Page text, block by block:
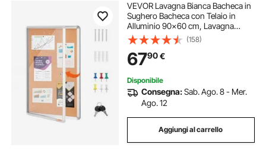
VEVOR Lavagna Bianca Bacheca in
Sughero Bacheca con Telaio in
Alluminio 90x60 cm, Lavagna
Magnetica Cancellabile a Secco
Verticale da Muro per Scuola, Casa,
Ufficio, Lavagna Bacheca
Magnetica
(158)
6790€
Disponibile
Consegna:Sab. Ago. 8 - Mer.
Ago. 12
Aggiungi al carrello